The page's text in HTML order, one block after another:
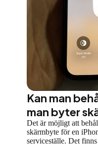
Kan man
man byter
Det är möjligt att
skärmbyte för en
serviceställe. Det